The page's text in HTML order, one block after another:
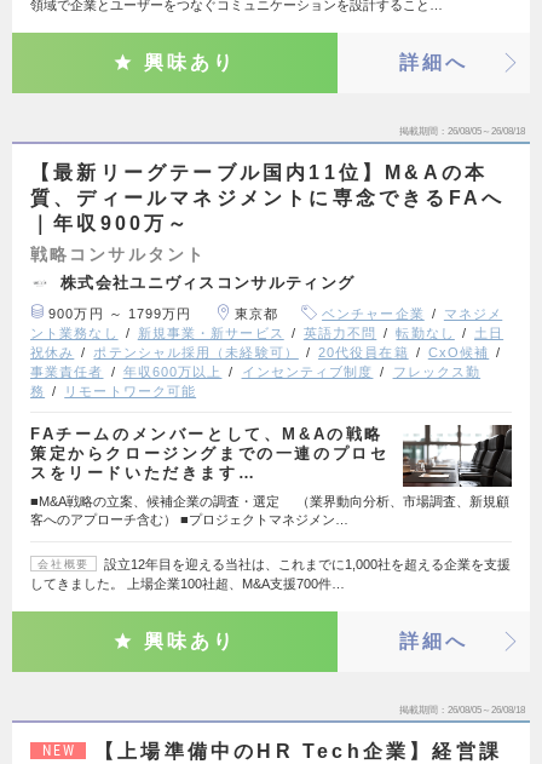
領域で企業とユーザーをつなぐコミュニケーションを設計すること…
興味あり 詳細へ
掲載期間 26/08/05～26/08/18
【最新リーグテーブル国内11位】M&Aの本
質、ディールマネジメントに専念できるFAへ
｜年収900万～
戦略コンサルタント
株式会社ユニヴィスコンサルティング
900万円 ～ 1799万円 東京都 ベンチャー企業
マネジメ
ント業務なし
新規事業・新サービス 英語力不問 転勤なし
土日
祝休み
ポテンシャル採用（未経験可） 20代役員在籍
CxO候補
事業責任者
年収600万以上 インセンティブ制度
フレックス勤
務
リモートワーク可能
FAチームのメンバーとして、M&Aの戦略
策定からクロージングまでの一連のプロセ
スをリードいただきます…
■M&A戦略の立案、候補企業の調査・選定 （業界動向分析、市場調査、新規顧
客へのアプローチ含む） ■プロジェクトマネジメン…
会社概要
設立12年目を迎える当社は、これまでに1,000社を超える企業を支援
してきました。 上場企業100社超、M&A支援700件…
興味あり 詳細へ
掲載期間 26/08/05～26/08/18
NEW
【上場準備中のHR Tech企業】経営課